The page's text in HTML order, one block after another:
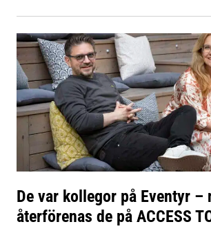
De var kollegor på Eventyr –
återförenas de på ACCESS